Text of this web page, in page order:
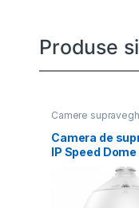
Produse
Camere
Camera de
IP Speed
ColorVu 2MP